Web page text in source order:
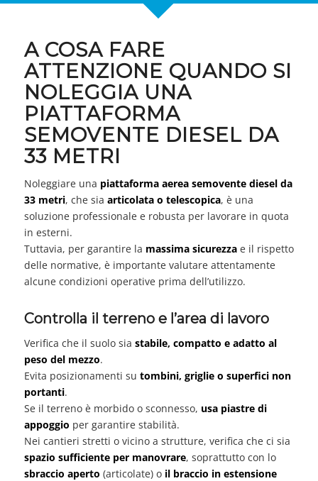
A COSA FARE
ATTENZIONE QUANDO SI
NOLEGGIA UNA
PIATTAFORMA
SEMOVENTE DIESEL DA
33 METRI
Noleggiare una piattaforma aerea semovente diesel da
33 metri, che sia articolata o telescopica, è una
soluzione professionale e robusta per lavorare in quota
in esterni.
Tuttavia, per garantire la massima sicurezzae il rispetto
delle normative, è importante valutare attentamente
alcune condizioni operative prima dell’utilizzo.
Controlla il terreno e l’area di lavoro
Verifica che il suolo sia stabile, compatto e adatto al
peso del mezzo.
Evita posizionamenti su tombini, griglie o superfici non
portanti.
Se il terreno è morbido o sconnesso, usa piastre di
appoggio per garantire stabilità.
Nei cantieri stretti o vicino a strutture, verifica che ci sia
spazio sufficiente per manovrare, soprattutto con lo
sbraccio aperto (articolate) o il braccio in estensione